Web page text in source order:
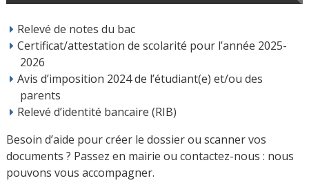
Relevé de notes du bac
Certificat/attestation de scolarité pour l’année 2025-
2026
Avis d’imposition 2024 de l’étudiant(e) et/ou des
parents
Relevé d’identité bancaire (RIB)
Besoin d’aide pour créer le dossier ou scanner vos
documents ? Passez en mairie ou contactez-nous : nous
pouvons vous accompagner.